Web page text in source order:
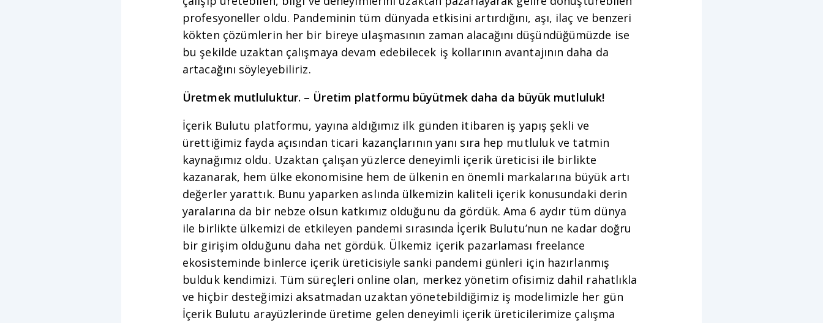
profesyoneller oldu. Pandeminin tüm dünyada etkisini artırdığını, aşı, ilaç ve benzeri
kökten çözümlerin her bir bireye ulaşmasının zaman alacağını düşündüğümüzde ise
bu şekilde uzaktan çalışmaya devam edebilecek iş kollarının avantajının daha da
artacağını söyleyebiliriz.
Üretmek mutluluktur. – Üretim platformu büyütmek daha da büyük mutluluk!
İçerik Bulutu platformu, yayına aldığımız ilk günden itibaren iş yapış şekli ve
ürettiğimiz fayda açısından ticari kazançlarının yanı sıra hep mutluluk ve tatmin
kaynağımız oldu. Uzaktan çalışan yüzlerce deneyimli içerik üreticisi ile birlikte
kazanarak, hem ülke ekonomisine hem de ülkenin en önemli markalarına büyük artı
değerler yarattık. Bunu yaparken aslında ülkemizin kaliteli içerik konusundaki derin
yaralarına da bir nebze olsun katkımız olduğunu da gördük. Ama 6 aydır tüm dünya
ile birlikte ülkemizi de etkileyen pandemi sırasında İçerik Bulutu’nun ne kadar doğru
bir girişim olduğunu daha net gördük. Ülkemiz içerik pazarlaması freelance
ekosisteminde binlerce içerik üreticisiyle sanki pandemi günleri için hazırlanmış
bulduk kendimizi. Tüm süreçleri online olan, merkez yönetim ofisimiz dahil rahatlıkla
ve hiçbir desteğimizi aksatmadan uzaktan yönetebildiğimiz iş modelimizle her gün
İçerik Bulutu arayüzlerinde üretime gelen deneyimli içerik üreticilerimize çalışma